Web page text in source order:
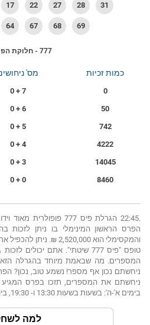
17 22 27 28 31
64 67 68 69
777 - חלוקת הפרסים
כמות זכיות מס'
0
50
742
4222
14045
8460
7 + 0
6 + 0
5 + 0
4 + 0
3 + 0
0 + 0
.22:45 הגרלת פיס 777
והמקסימלי הוא 2,520,000
טופס "פיס 777 שיטתי". אתם
המספרים. מה שבאמת מיוחד בהגרלה
ניחשתם נכון אף מספר! נשמע טוב, נכון?
ניחשתם את המספרים, תזכו בפרס
בימים א'-ה': בשעות בשעות 13:30 ו- 19:30, ביום ו' בשעה 13:00 ובמוצ"ש בשעה.
למה